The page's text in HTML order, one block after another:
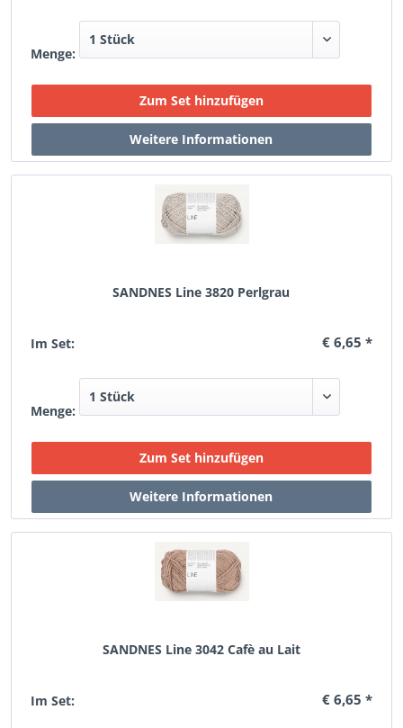
Menge:
SANDNES Line 3820 Perlgrau
Im Set: € 6,65 *
Menge:
SANDNES Line 3042 Cafè au Lait
Im Set: € 6,65 *